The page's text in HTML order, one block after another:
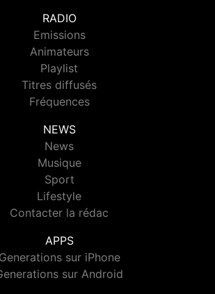
RADIO
Emissions
Animateurs
Playlist
Titres diffusés
Fréquences
NEWS
News
Musique
Sport
Lifestyle
Contacter la rédac
APPS
Generations sur iPhone
sur Android